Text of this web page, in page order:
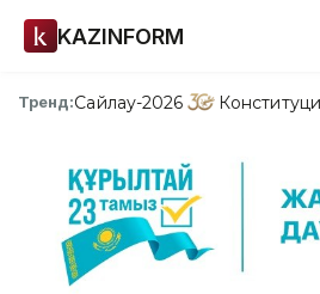
KAZINFORM
Тренд:Сайлау-2026